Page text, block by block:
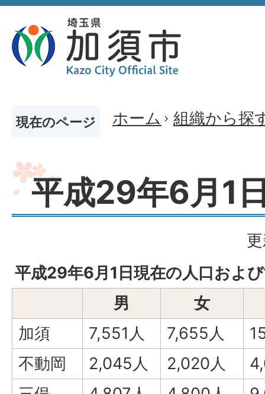
現在のページ ホーム 組織から探
平成29年6月1
平成29年6月1日現在の人口およ
男
女
加須
7,551人 7,655人
不動岡
2,045人 2,020人